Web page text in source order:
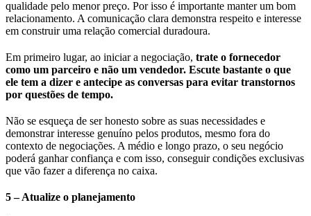
qualidade pelo menor preço. Por isso é importante manter um bom
relacionamento. A comunicação clara demonstra respeito e interesse
em construir uma relação comercial duradoura.
Em primeiro lugar, ao iniciar a negociação, trate o fornecedor
como um parceiro e não um vendedor. Escute bastante o que
ele tem a dizer e antecipe as conversas para evitar transtornos
por questões de tempo.
Não se esqueça de ser honesto sobre as suas necessidades e
demonstrar interesse genuíno pelos produtos, mesmo fora do
contexto de negociações. A médio e longo prazo, o seu negócio
poderá ganhar confiança e com isso, conseguir condições exclusivas
que vão fazer a diferença no caixa.
5 – Atualize o planejamento